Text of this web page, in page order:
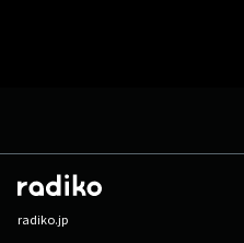
radiko.jp